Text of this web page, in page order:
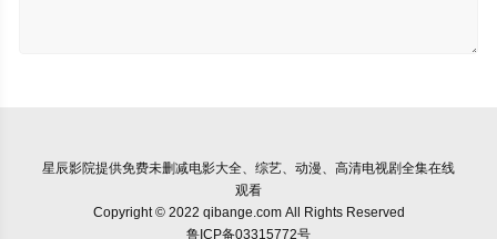
星辰影院提供免费未删减电影大全、综艺、动漫、高清电视剧全集在线
观看
Copyright © 2022 qibange.com All Rights Reserved
鲁ICP备03315772号